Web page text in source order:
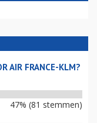
AIR FRANCE-KLM?
47% (81 stemmen)